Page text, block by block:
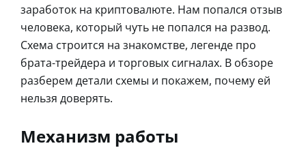
заработок на криптовалюте. Нам попался отзыв
человека, который чуть не попался на развод.
Схема строится на знакомстве, легенде про
брата-трейдера и торговых сигналах. В обзоре
разберем детали схемы и покажем, почему ей
нельзя доверять.
Механизм работы